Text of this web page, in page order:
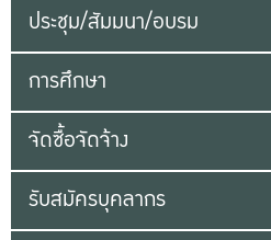
ประชุม/สัมมนา/อบรม
การศึกษา
จัดซื้อจัดจ้าง
รับสมัครบุคลากร